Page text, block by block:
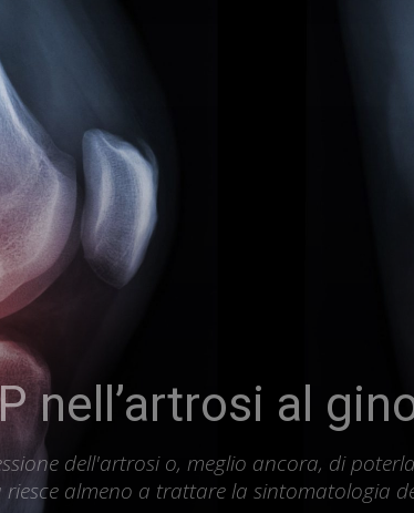
nell’artrosi al
dell'artrosi o, meglio ancora, di
almeno a trattare la sintomatologia